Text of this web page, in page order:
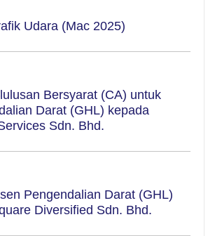
Udara (Mac 2025)
Bersyarat (CA) untuk
Darat (GHL) kepada
Sdn. Bhd.
Pengendalian Darat (GHL)
Diversified Sdn. Bhd.